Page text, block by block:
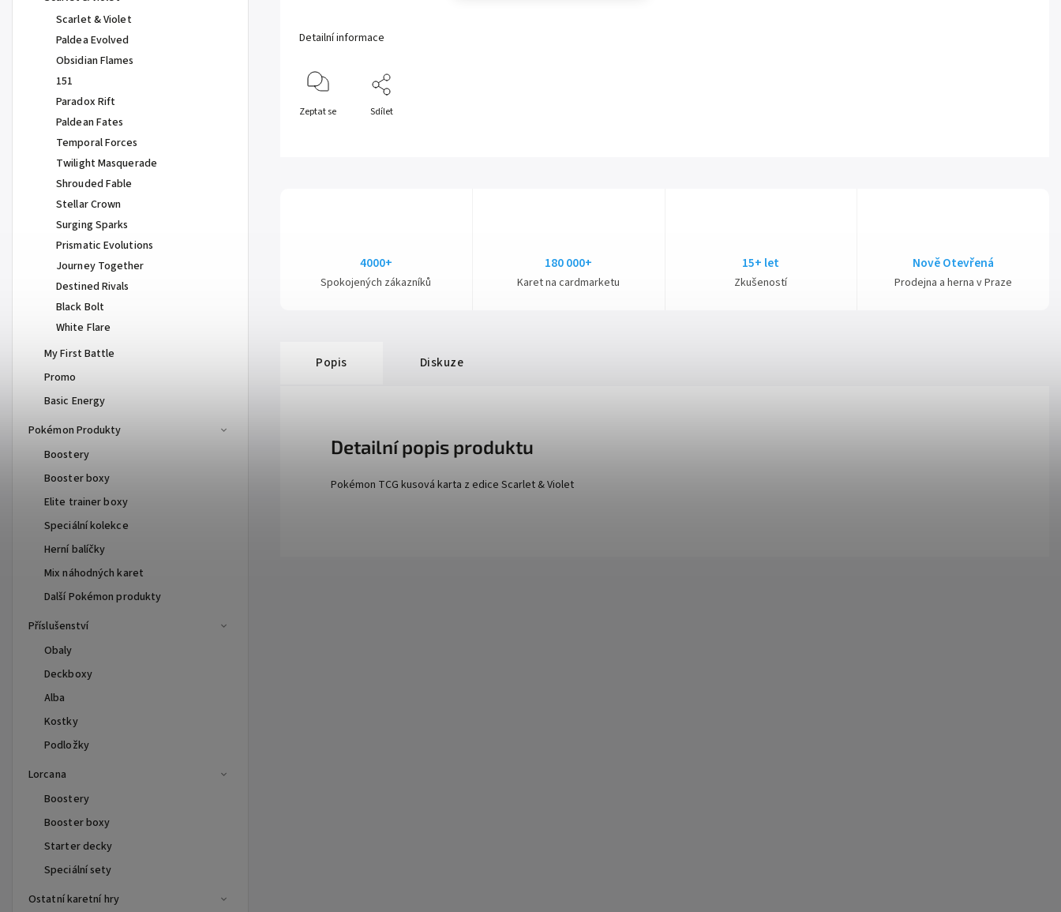
Scarlet & Violet
Paldea Evolved
Obsidian Flames
151
Paradox Rift
Paldean Fates
Temporal Forces
Twilight Masquerade
Shrouded Fable
Stellar Crown
Surging Sparks
Prismatic Evolutions
Journey Together
Destined Rivals
Black Bolt
White Flare
My First Battle
Promo
Basic Energy
Pokémon Produkty
Boostery
Booster boxy
Elite trainer boxy
Speciální kolekce
Herní balíčky
Mix náhodných karet
Další Pokémon produkty
Příslušenství
Obaly
Deckboxy
Alba
Kostky
Podložky
Lorcana
Boostery
Booster boxy
Starter decky
Speciální sety
Ostatní karetní hry
Detailní informace
Zeptat se Sdílet
4000+
Spokojených zákazníků
180 000+
Karet na cardmarketu
15+ let
Zkušeností
Nově Otevřená
Prodejna a herna v Praze
Popis Diskuze
Detailní popis produktu
Pokémon TCG kusová karta z edice Scarlet & Violet